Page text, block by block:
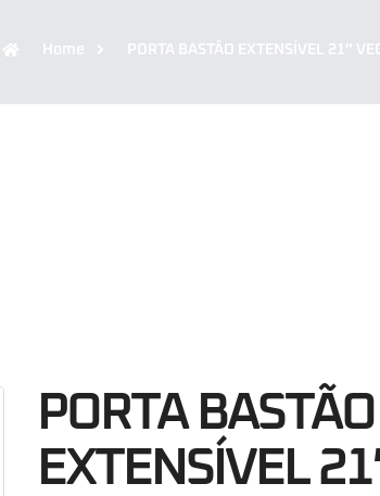
Home PORTA BASTÃO EXTENSÍVEL 21″
PORTA BASTÃO
EXTENSÍVEL